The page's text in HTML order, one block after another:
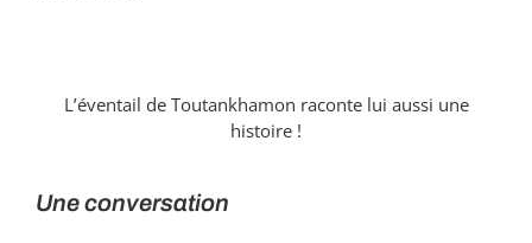
L’éventail de Toutankhamon raconte lui aussi une
histoire !
Une conversation